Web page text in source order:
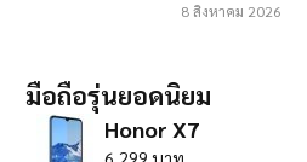
8 สิงหาคม 2026
มือถือรุ่นยอดนิยม
Honor X7
6,299 บาท